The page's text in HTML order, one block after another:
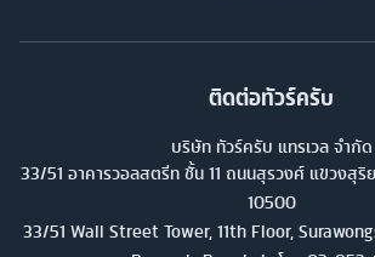
ติดต่อทัวร์ครับ
บริษัท ทัวร์ครับ แทรเวล จำกัด
33/51 อาคารวอลสตรีท ชั้น 11 ถนนสุรวงศ์ แขวงสุริ
10500
33/51 Wall Street Tower, 11th Floor,